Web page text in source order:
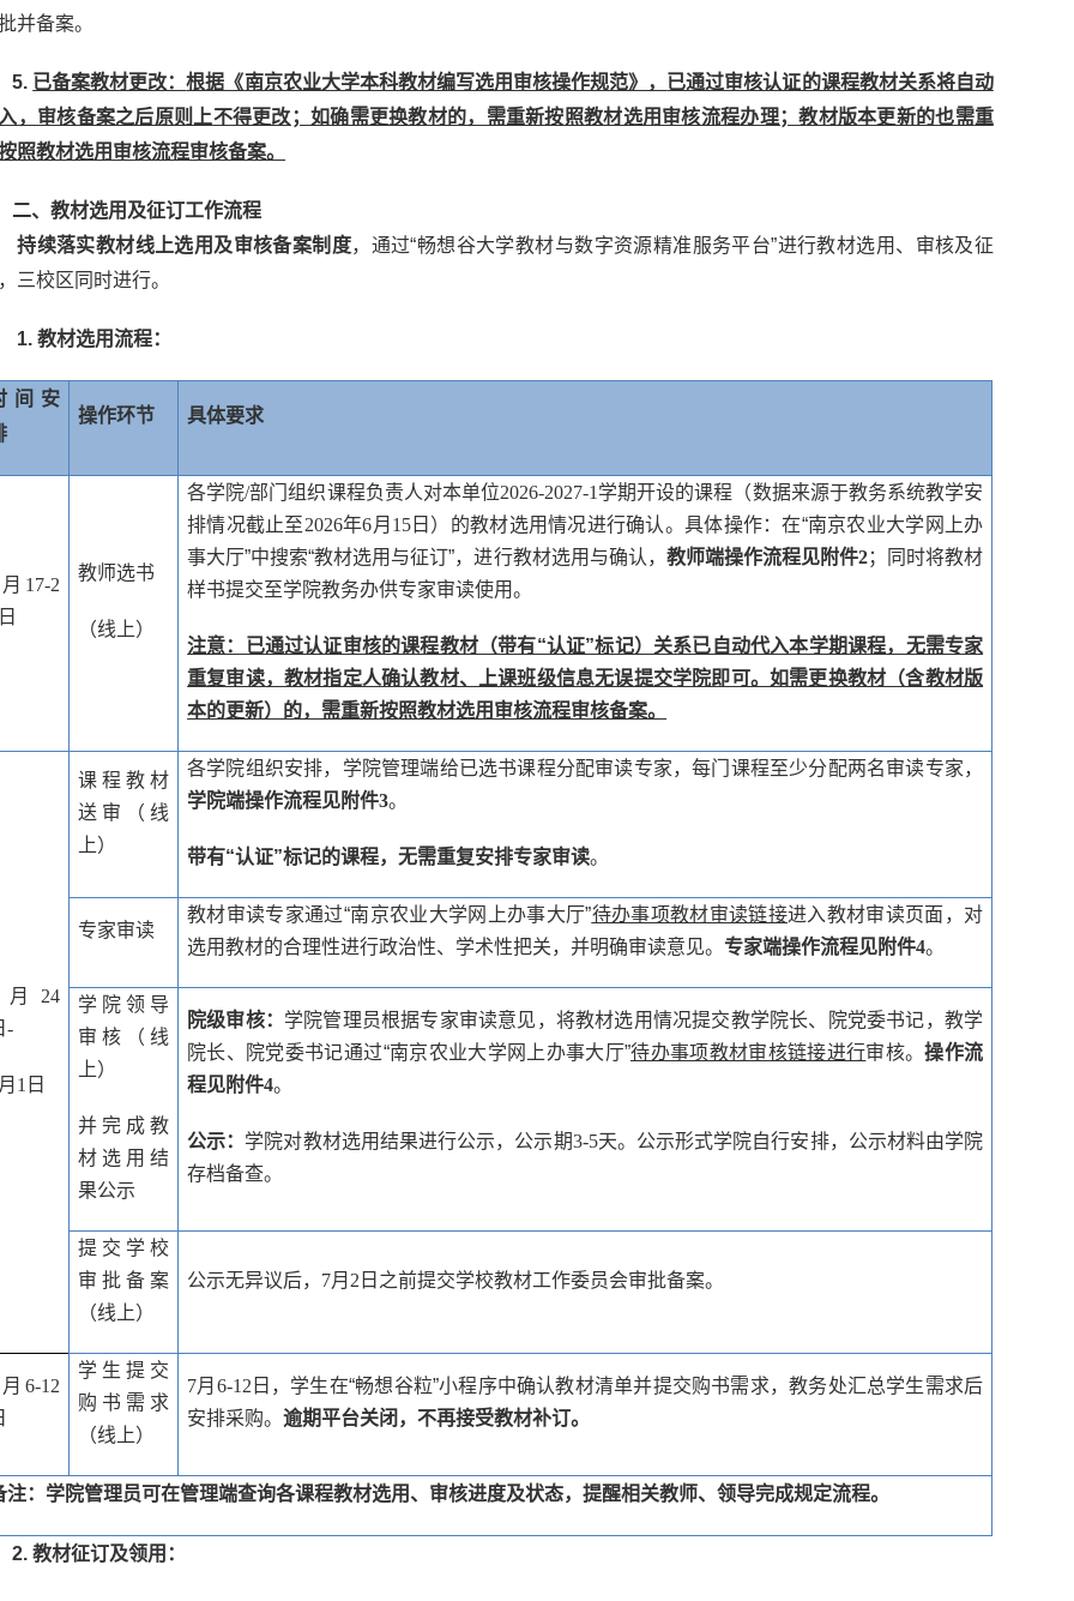
并备案。
5. 已备案教材更改：根据《南京农业大学本科教材编写选用审核操作规范》，
已通过审核认证的课程教材关系将自动
， 审核备案之后原则上不得更改；如确需更换教材的，需重新按照教材选用审核流程办理；教材版本更新的也需重
照教材选用审核流程审核备案。
二、教材选用及征订工作流程
持续落实教材线上选用及审核备案制度，通过“畅想谷大学教材与数字资源精准服务平台”进行教材选用、审核及征
三校区同时进行。
1.教材选用流程：
间安
操作环节 具体要求
17-2
教师选书
（线上）
各学院/部门组织课程负责人对本单位2026-2027-1 学期开设的课程（数据来源于教务系统教学安
排情况截止至2026年6月 15日）的教材选用情况进行确认。具体操作：在“南京农业大学网上办
事大厅”中搜索“教材选用与征订”，进行教材选用与确认， 教师端操作流程见附件2；同时将教材
样书提交至学院教务办供专家审读使用。
注意：已通过认证审核的课程教材（带有“认证”标记）关系已自动代入本学期课程，无需专家
重复审读，教材指定人确认教材、上课班级信息无误提交学院即可。如需更换教材（含教材版
本的更新）的，需重新按照教材选用审核流程审核备案。
24
-
1 日
课程教材
送审（线
上）
各学院组织安排，学院管理端给已选书课程分配审读专家，每门课程至少分配两名审读专家，
学院端操作流程见附件3。
带有“认证”标记的课程，无需重复安排专家审读。
专家审读
教材审读专家通过“南京农业大学网上办事大厅”待办事项教材审读链接进入教材审读页面，对
选用教材的合理性进行政治性、学术性把关，并明确审读意见。 专家端操作流程见附件4。
学院领导
审核（线
上）
并完成教
材选用结
果公示
院级审核： 学院管理员根据专家审读意见，将教材选用情况提交教学院长、院党委书记，教学
院长、院党委书记通过“南京农业大学网上办事大厅”待办事项教材审核链接进行审核。操作流
程见附件4。
公示： 学院对教材选用结果进行公示，公示期3-5天。公示形式学院自行安排，公示材料由学院
存档备查。
提交学校
审批备案
（线上）
公示无异议后， 7月 2 日之前提交学校教材工作委员会审批备案。
6-12
学生提交
购书需求
（线上）
7月 6-12 日，学生在“畅想谷粒”小程序中确认教材清单并提交购书需求，教务处汇总学生需求后
安排采购。逾期平台关闭，不再接受教材补订。
注：学院管理员可在管理端查询各课程教材选用、审核进度及状态，提醒相关教师、领导完成规定流程。
2.教材征订及领用：